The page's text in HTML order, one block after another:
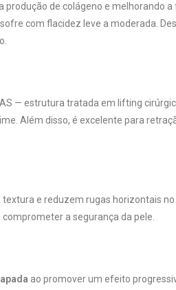
de colágeno e melhorando
com flacidez leve a moderada.
— estrutura tratada em lifting
Além disso, é excelente para
e reduzem rugas horizontais
a segurança da pele.
ao promover um efeito